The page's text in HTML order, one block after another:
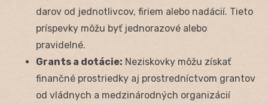
darov od jednotlivcov, firiem alebo nadácií. Tieto
príspevky môžu byť jednorazové alebo
pravidelné.
Grants a dotácie: Neziskovky môžu získať
finančné prostriedky aj prostredníctvom grantov
od vládnych a medzinárodných organizácií